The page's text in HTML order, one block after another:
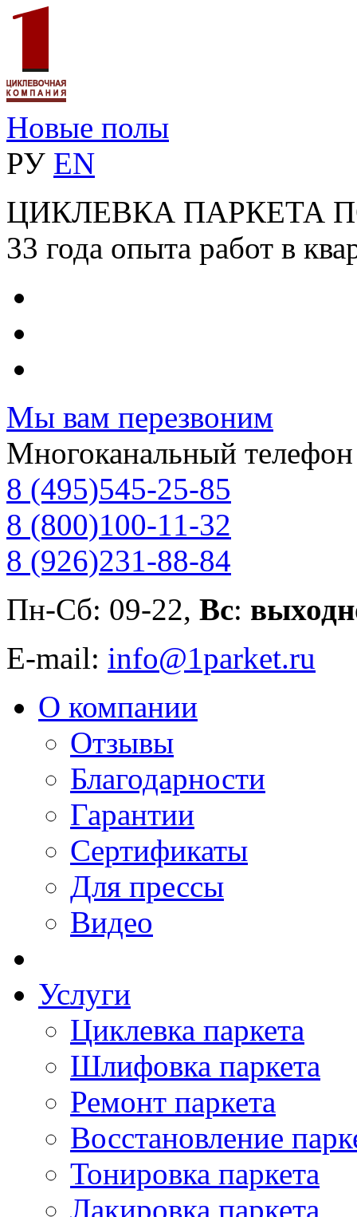
Новые полы
РУ EN
ЦИКЛЕВКА ПАРКЕТА
33 года опыта работ в
Мы вам перезвоним
Многоканальный телефон
8 (495)545-25-85
8 (800)100-11-32
8 (926)231-88-84
Пн-Сб: 09-22, Вс:
E-mail: info@1parket.ru
О компании
Отзывы
Благодарности
Гарантии
Сертификаты
Для прессы
Видео
Услуги
Циклевка паркета
Шлифовка паркета
Ремонт паркета
Восстановление
Тонировка паркета
Лакировка паркета